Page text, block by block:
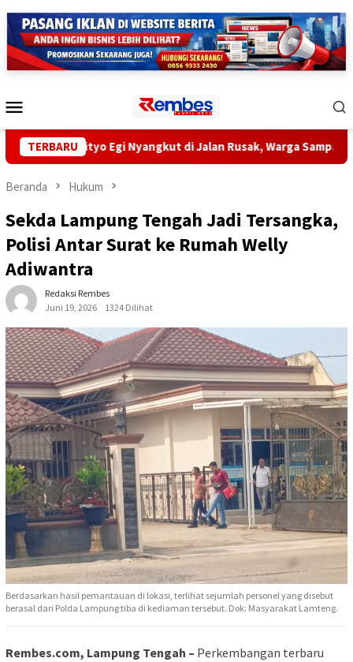
ke
konten
Mobile
TERBARU
Egi Nyangkut di Jalan Rusak, Warga Sampaikan Aspirasi
Beranda Hukum
Sekda Lampung Tengah Jadi Tersangka,
Polisi Antar Surat ke Rumah Welly
Adiwantra
Redaksi Rembes
Juni 19, 2026
1324 Dilihat
Berdasarkan hasil pemantauan di lokasi, terlihat sejumlah personel yang disebut
berasal dari Polda Lampung tiba di kediaman tersebut. Dok: Masyarakat Lamteng.
Rembes.com, Lampung Tengah – Perkembangan terbaru